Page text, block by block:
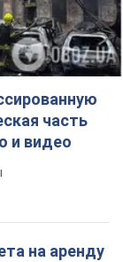
часть
и видео
на аренду